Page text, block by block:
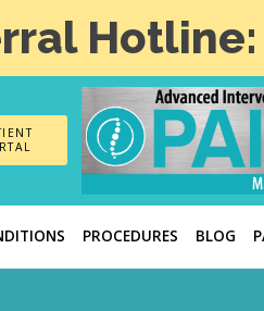
Hotline:
PROCEDURES BLOG